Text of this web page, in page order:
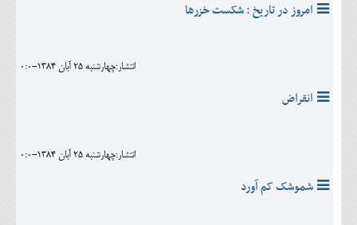
امروز در تاريخ : شکست خزرها
انتشار:چهارشنبه 25 آبان 1384-0:0
انقراض
انتشار:چهارشنبه 25 آبان 1384-0:0
شموشک کم آورد